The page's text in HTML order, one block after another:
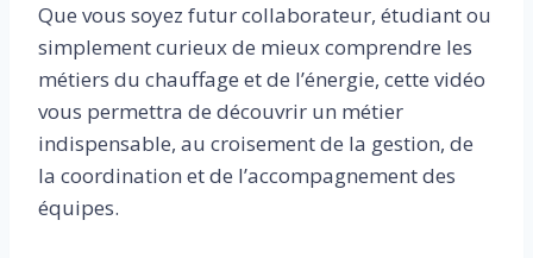
Que vous soyez futur collaborateur, étudiant ou
simplement curieux de mieux comprendre les
métiers du chauffage et de l’énergie, cette vidéo
vous permettra de découvrir un métier
indispensable, au croisement de la gestion, de
la coordination et de l’accompagnement des
équipes.